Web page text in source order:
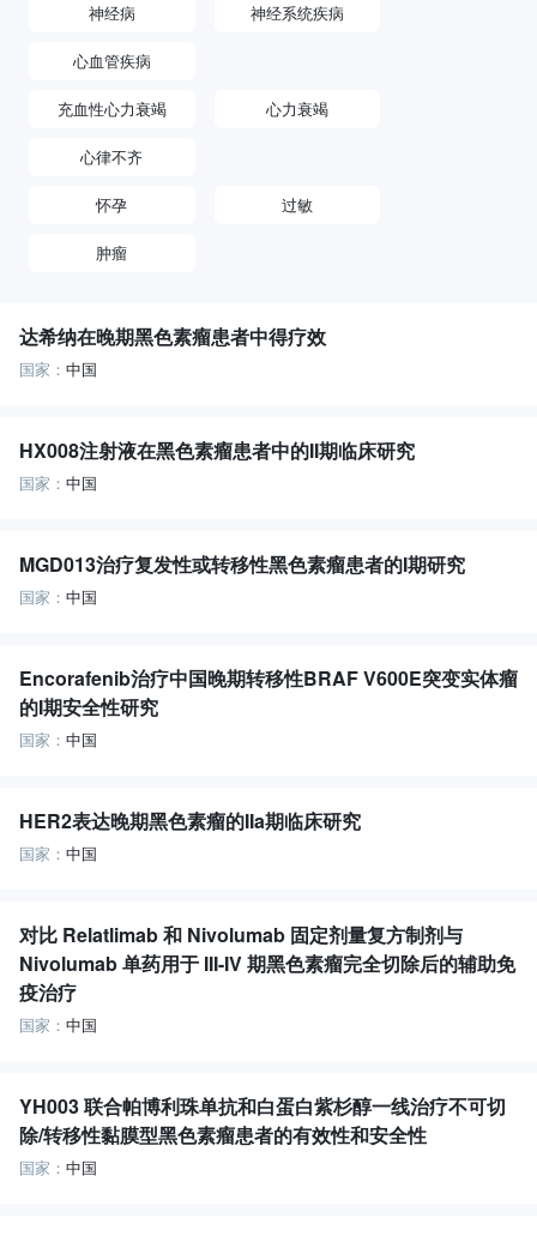
神经病 神经系统疾病
心血管疾病
充血性心力衰竭 心力衰竭
心律不齐
怀孕 过敏
肿瘤
达希纳在晚期黑色素瘤患者中得疗效
国家： 中国
HX008注射液在黑色素瘤患者中的II期临床研究
国家： 中国
MGD013治疗复发性或转移性黑色素瘤患者的I期研究
国家： 中国
Encorafenib治疗中国晚期转移性BRAF V600E突变实体瘤
的I期安全性研究
国家： 中国
HER2表达晚期黑色素瘤的IIa期临床研究
国家： 中国
对比 Relatlimab 和 Nivolumab 固定剂量复方制剂与
Nivolumab 单药用于 III-IV 期黑色素瘤完全切除后的辅助免
疫治疗
国家： 中国
YH003 联合帕博利珠单抗和白蛋白紫杉醇一线治疗不可切
除/转移性黏膜型黑色素瘤患者的有效性和安全性
国家： 中国